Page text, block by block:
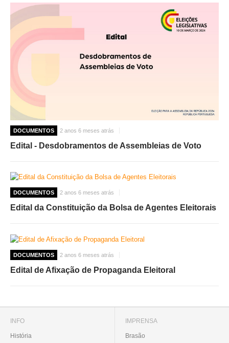
DOCUMENTOS 2 anos 6 meses atrás
Edital - Desdobramentos de Assembleias de Voto
DOCUMENTOS 2 anos 6 meses atrás
Edital da Constituição da Bolsa de Agentes Eleitorais
DOCUMENTOS 2 anos 6 meses atrás
Edital de Afixação de Propaganda Eleitoral
INFO
História
IMPRENSA
Brasão